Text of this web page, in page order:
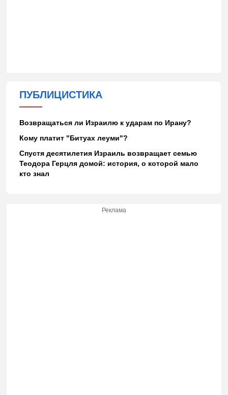
ПУБЛИЦИСТИКА
Возвращаться ли Израилю к ударам по Ирану?
Кому платит "Битуах леуми"?
Спустя десятилетия Израиль возвращает семью
Теодора Герцля домой: история, о которой мало
кто знал
Реклама